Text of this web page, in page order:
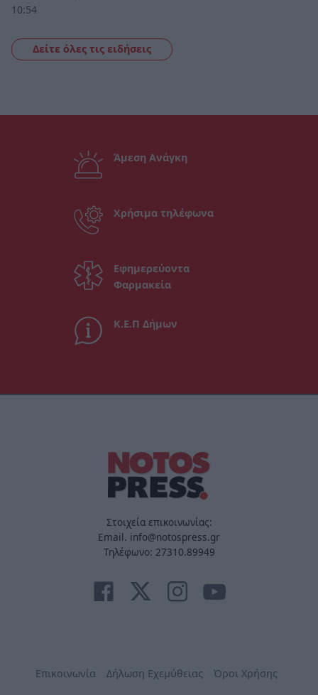
10:54
Δείτε όλες τις ειδήσεις
Άμεση Ανάγκη
Χρήσιμα τηλέφωνα
Εφημερεύοντα
Φαρμακεία
Κ.Ε.Π Δήμων
Στοιχεία επικοινωνίας:
Email. info@notospress.gr
Τηλέφωνο: 27310.89949
Επικοινωνία Δήλωση Εχεμύθειας Όροι Χρήσης